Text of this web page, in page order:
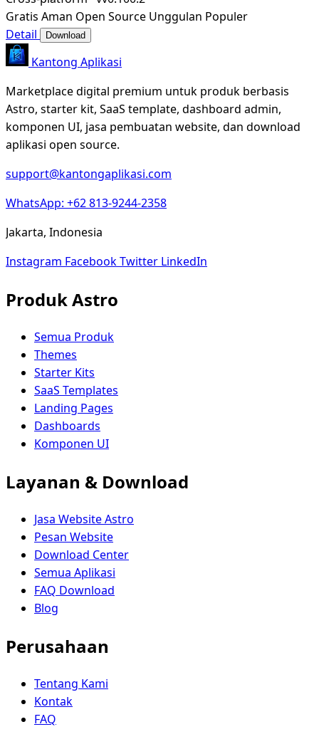
Gratis Aman Open Source Unggulan Populer
Detail
Download
Kantong Aplikasi
Marketplace digital premium untuk produk berbasis
Astro, starter kit, SaaS template, dashboard admin,
komponen UI, jasa pembuatan website, dan download
aplikasi open source.
support@kantongaplikasi.com
WhatsApp: +62 813-9244-2358
Jakarta, Indonesia
Instagram FacebookTwitter LinkedIn
Produk Astro
Semua Produk
Themes
Starter Kits
SaaS Templates
Landing Pages
Dashboards
Komponen UI
Layanan & Download
Jasa Website Astro
Pesan Website
Download Center
Semua Aplikasi
FAQ Download
Blog
Perusahaan
Tentang Kami
Kontak
FAQ